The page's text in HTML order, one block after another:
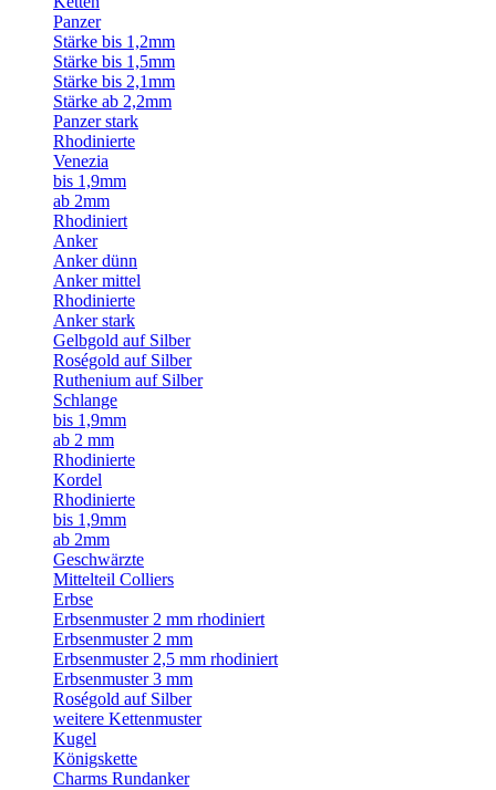
Panzer
Stärke bis 1,2mm
Stärke bis 1,5mm
Stärke bis 2,1mm
Stärke ab 2,2mm
Panzer stark
Rhodinierte
Venezia
bis 1,9mm
ab 2mm
Rhodiniert
Anker
Anker dünn
Anker mittel
Rhodinierte
Anker stark
Gelbgold auf Silber
Roségold auf Silber
Ruthenium auf Silber
Schlange
bis 1,9mm
ab 2 mm
Rhodinierte
Kordel
Rhodinierte
bis 1,9mm
ab 2mm
Geschwärzte
Mittelteil Colliers
Erbse
Erbsenmuster 2 mm rhodiniert
Erbsenmuster 2 mm
Erbsenmuster 2,5 mm rhodiniert
Erbsenmuster 3 mm
Roségold auf Silber
weitere Kettenmuster
Kugel
Königskette
Charms Rundanker